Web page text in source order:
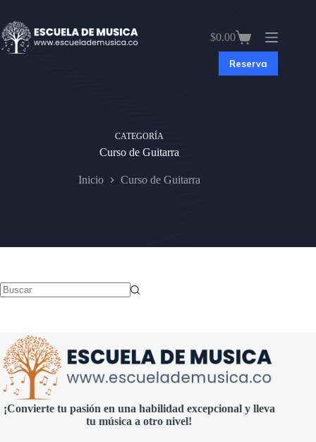
contenido
Carro
de
compra
$0.00
Reserva
CATEGORÍA
Curso de Guitarra
Inicio Curso de Guitarra
¡Convierte tu pasión en una habilidad excepcional y lleva
tu música a otro nivel!